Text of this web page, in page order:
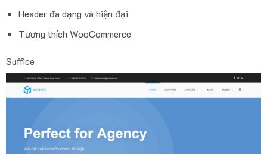
Header đa dạng và hiện đại
Tương thích WooCommerce
Suffice